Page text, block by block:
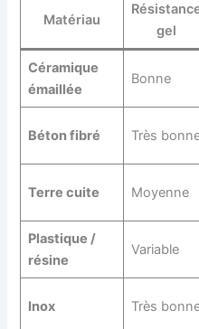
Matériau
gel
Céramique
émaillée
Bonne
Béton fibré Très
Terre cuite Moyenne
Plastique /
résine
Variable
Inox Très